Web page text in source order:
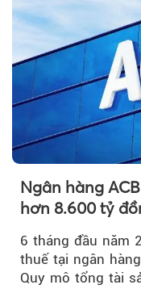
Ngân hàng
hơn 8.600 tỷ
6 tháng đầu năm
thuế tại ngân
Quy mô tổng tài